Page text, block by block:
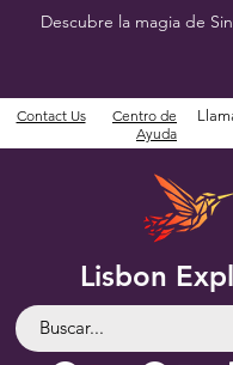
Descubre la magia de
Lisbon
Contact Us
Centro de
Ayuda